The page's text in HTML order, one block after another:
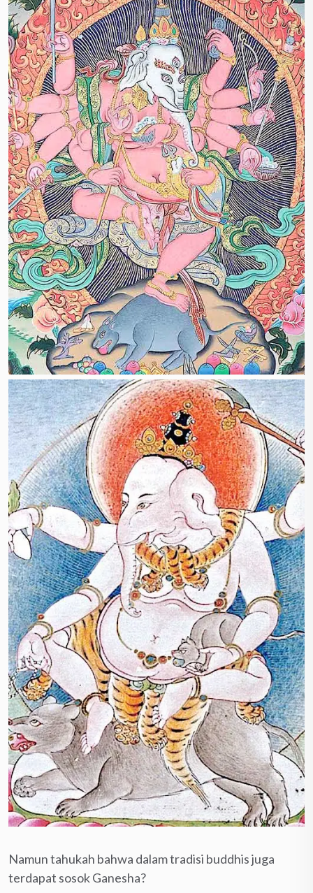
Namun tahukah bahwa dalam tradisi buddhis juga
terdapat sosok Ganesha?